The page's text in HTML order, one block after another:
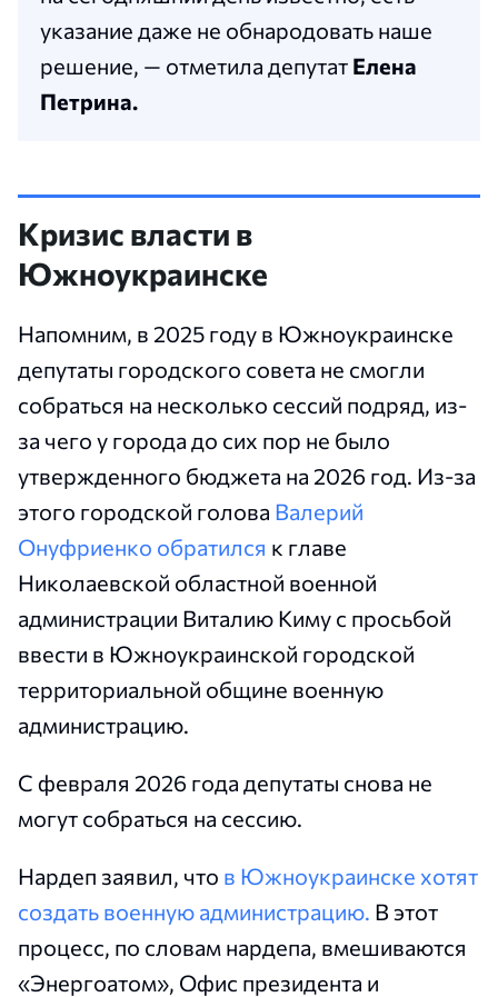
указание даже не обнародовать наше
решение, — отметила депутат Елена
Петрина.
Кризис власти в
Южноукраинске
Напомним, в 2025 году в Южноукраинске
депутаты городского совета не смогли
собраться на несколько сессий подряд, из-
за чего у города до сих пор не было
утвержденного бюджета на 2026 год. Из-за
этого городской голова Валерий
Онуфриенко обратился к главе
Николаевской областной военной
администрации Виталию Киму с просьбой
ввести в Южноукраинской городской
территориальной общине военную
администрацию.
С февраля 2026 года депутаты снова не
могут собраться на сессию.
Нардеп заявил, что в Южноукраинске хотят
создать военную администрацию. В этот
процесс, по словам нардепа, вмешиваются
«Энергоатом», Офис президента и